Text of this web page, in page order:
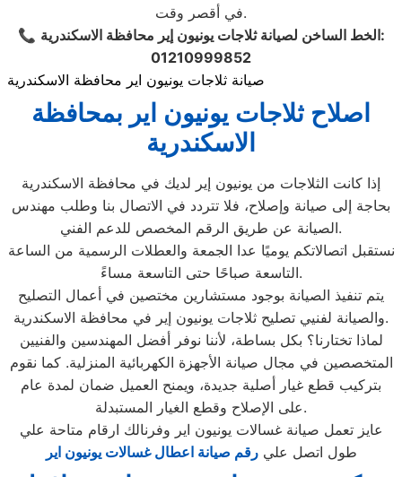
في أقصر وقت.
📞
الخط الساخن لصيانة ثلاجات يونيون إير محافظة الاسكندرية:
01210999852
صيانة ثلاجات يونيون اير محافظة الاسكندرية
اصلاح ثلاجات يونيون اير بمحافظة
الاسكندرية
إذا كانت الثلاجات من يونيون إير لديك في محافظة الاسكندرية
بحاجة إلى صيانة وإصلاح، فلا تتردد في الاتصال بنا وطلب مهندس
الصيانة عن طريق الرقم المخصص للدعم الفني.
نستقبل اتصالاتكم يوميًا عدا الجمعة والعطلات الرسمية من الساعة
التاسعة صباحًا حتى التاسعة مساءً.
يتم تنفيذ الصيانة بوجود مستشارين مختصين في أعمال التصليح
والصيانة لفنيي تصليح ثلاجات يونيون إير في محافظة الاسكندرية.
لماذا تختارنا؟ بكل بساطة، لأننا نوفر أفضل المهندسين والفنيين
المتخصصين في مجال صيانة الأجهزة الكهربائية المنزلية. كما نقوم
بتركيب قطع غيار أصلية جديدة، ويمنح العميل ضمان لمدة عام
على الإصلاح وقطع الغيار المستبدلة.
عايز تعمل صيانة غسالات يونيون اير وفرنالك ارقام متاحة علي
طول اتصل عليرقم صيانة اعطال غسالات يونيون اير